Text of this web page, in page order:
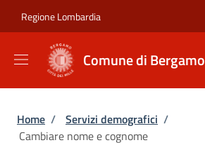
Regione Lombardia
Comune di Bergamo
Briciole di pane
Home / Servizi demografici /
Cambiare nome e cognome